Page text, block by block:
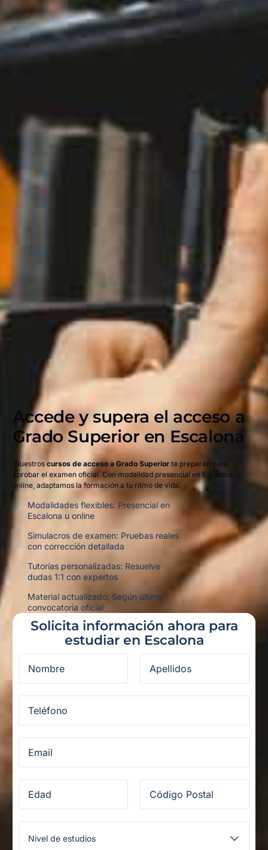
Accede y supera el acceso a
Grado Superior en Escalona​
Nuestroscursos de acceso a Grado Superiorte preparan para
aprobar el examen oficial. Con modalidad presencial en Escalona u
online, adaptamos la formación a tu ritmo de vida.
Modalidades flexibles: Presencial en
Escalona u online
Simulacros de examen: Pruebas reales
con corrección detallada
Tutorías personalizadas: Resuelve
dudas 1:1 con expertos
Material actualizado: Según última
convocatoria oficial
Solicita información ahora para
estudiar en Escalona